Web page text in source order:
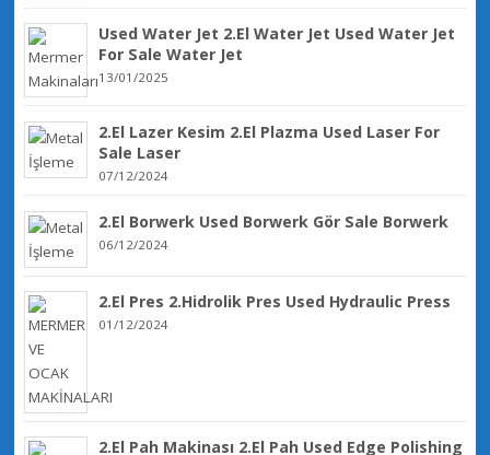
Used Water Jet 2.El Water Jet Used Water Jet
For Sale Water Jet
13/01/2025
2.El Lazer Kesim 2.El Plazma Used Laser For
Sale Laser
07/12/2024
2.El Borwerk Used Borwerk Gör Sale Borwerk
06/12/2024
2.El Pres 2.Hidrolik Pres Used Hydraulic Press
01/12/2024
2.El Pah Makinası 2.El Pah Used Edge Polishing